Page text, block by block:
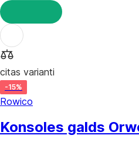
LIKT GROZĀ
citas varianti
-15%
Rowico
Konsoles galds